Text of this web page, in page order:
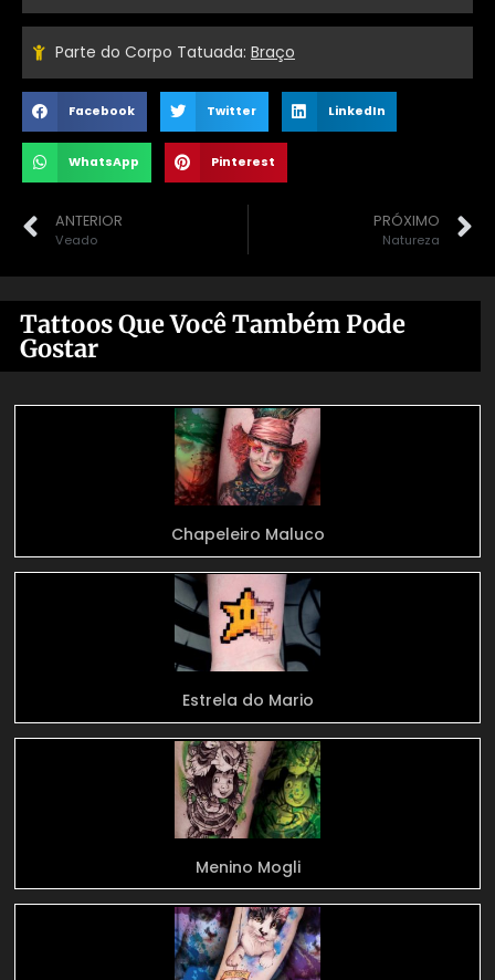
Parte do Corpo Tatuada: Braço
Facebook Twitter LinkedIn
WhatsApp Pinterest
ANTERIOR
Veado
PRÓXIMO
Natureza
Tattoos Que Você Também Pode
Gostar
Chapeleiro Maluco
Estrela do Mario
Menino Mogli